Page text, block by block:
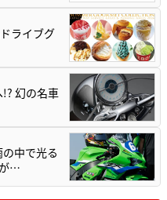
ライブグ
幻の名車
中で光る
…